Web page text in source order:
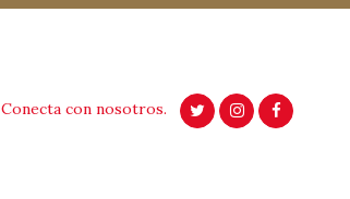
Conecta con nosotros.